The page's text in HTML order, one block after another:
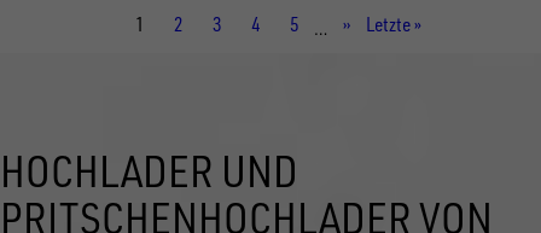
Aktuelle
1 Seite
2 Seite
3 Seite
4 Seite
5 …
Nächste
››
Letzte
Letzte »
HOCHLADER UND
PRITSCHENHOCHLADER VON